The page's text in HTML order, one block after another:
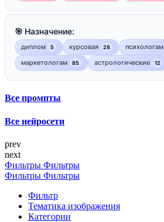
🎯 Назначение:
диплом 5 курсовая 28 психологам
маркетологам 85 астрологические 12
Все промпты
Все нейросети
prev
next
Фильтры Фильтры
Фильтры Фильтры
Фильтр
Тематика изображения
Категории